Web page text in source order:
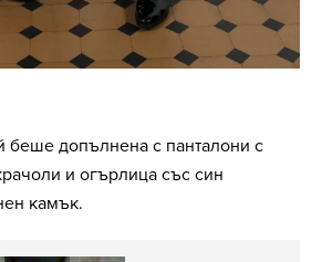
беше допълнена с панталони с
и огърлица със син
камък.